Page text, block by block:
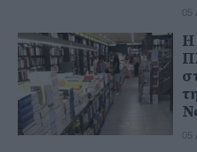
05
Η
05